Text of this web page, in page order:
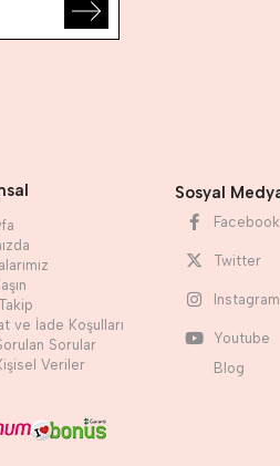
ve İade Koşulları
Sorular
Veriler
Sosyal
Facebook
Twitter
Instagram
Youtube
Blog